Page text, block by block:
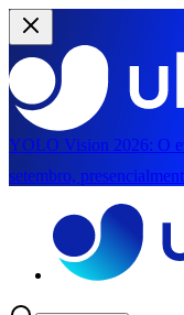
YOLO Vision 2026: O
setembro,